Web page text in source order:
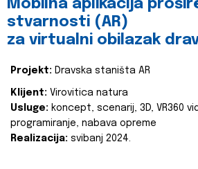
Mobilna aplikacija
stvarnosti (AR)
za virtualni obilazak
Projekt: Dravska staništa AR
Klijent: Virovitica natura
Usluge: koncept, scenarij, 3D, VR360
programiranje, nabava opreme
Realizacija: svibanj 2024.